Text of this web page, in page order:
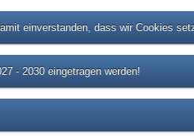
einverstanden, dass wir Cookies
- 2030 eingetragen werden!